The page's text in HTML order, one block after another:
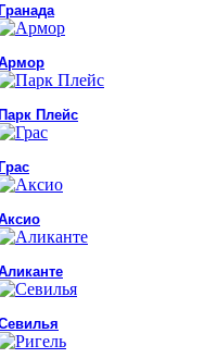
Плейс